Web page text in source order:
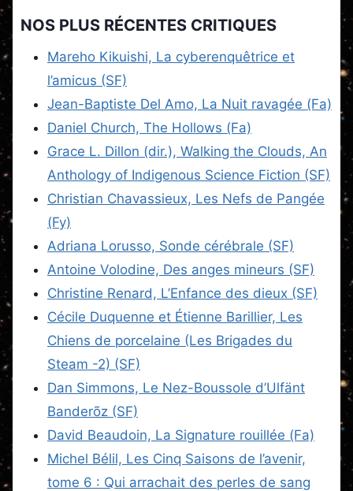
NOS PLUS RÉCENTES CRITIQUES
Mareho Kikuishi, La cyberenquêtrice et
l’amicus (SF)
Jean-Baptiste Del Amo, La Nuit ravagée (Fa)
Daniel Church, The Hollows (Fa)
Grace L. Dillon (dir.), Walking the Clouds, An
Anthology of Indigenous Science Fiction (SF)
Christian Chavassieux, Les Nefs de Pangée
(Fy)
Adriana Lorusso, Sonde cérébrale (SF)
Antoine Volodine, Des anges mineurs (SF)
Christine Renard, L’Enfance des dieux (SF)
Cécile Duquenne et Étienne Barillier, Les
Chiens de porcelaine (Les Brigades du
Steam -2) (SF)
Dan Simmons, Le Nez-Boussole d’Ulfänt
Banderõz (SF)
David Beaudoin, La Signature rouillée (Fa)
Michel Bélil, Les Cinq Saisons de l’avenir,
tome 6 : Qui arrachait des perles de sang